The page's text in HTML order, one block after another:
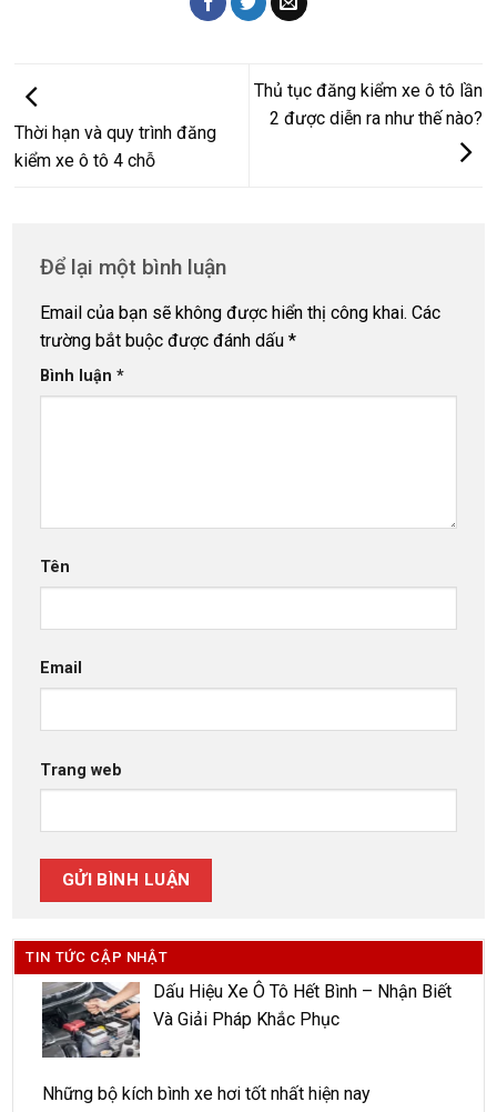
Thời hạn và quy trình đăng
kiểm xe ô tô 4 chỗ
Thủ tục đăng kiểm xe ô tô lần
2 được diễn ra như thế nào?
Để lại một bình luận
Email của bạn sẽ không được hiển thị công khai. Các
trường bắt buộc được đánh dấu *
Bình luận *
Tên
Email
Trang web
TIN TỨC CẬP NHẬT
Dấu Hiệu Xe Ô Tô Hết Bình – Nhận Biết
Và Giải Pháp Khắc Phục
Những bộ kích bình xe hơi tốt nhất hiện nay